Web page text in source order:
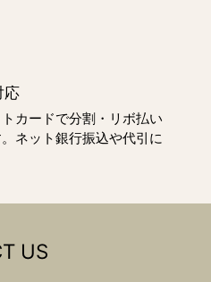
応
カードで分割・リボ払い
ネット銀行振込や代引に
US